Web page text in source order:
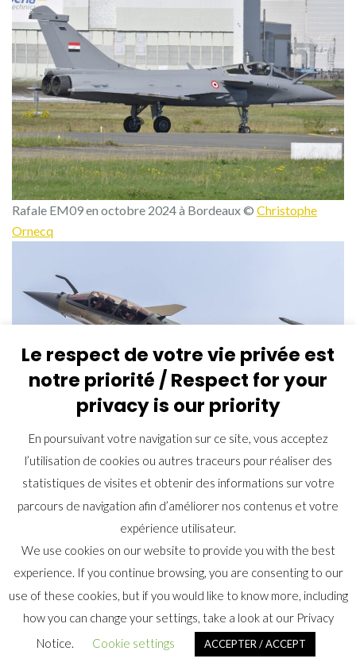
Rafale EM09 en octobre 2024 à Bordeaux © Christophe
Ornecq
Dassault Aviation livre le Rafale DM24 en mars 2026 ©
Świderek Maciejka
Le respect de votre vie privée est
notre priorité / Respect for your
privacy is our priority
En poursuivant votre navigation sur ce site, vous acceptez
l’utilisation de cookies ou autres traceurs pour réaliser des
statistiques de visites et obtenir des informations sur votre
parcours de navigation afin d’améliorer nos contenus et votre
expérience utilisateur.
We use cookies on our website to provide you with the best
experience. If you continue browsing, you are consenting to our
use of these cookies, but if you would like to know more, including
how you can change your settings, take a look at our Privacy
Notice.
Cookie settings ACCEPTER / ACCEPT